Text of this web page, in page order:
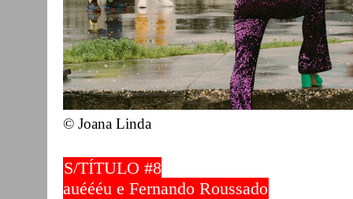
© Joana Linda
S/TÍTULO #8
auéééu e Fernando Roussado